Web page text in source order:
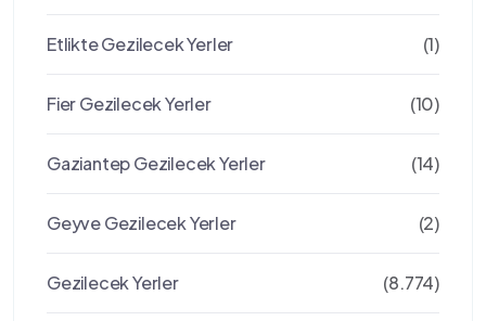
Etlikte Gezilecek Yerler (1)
Fier Gezilecek Yerler (10)
Gaziantep Gezilecek Yerler (14)
Geyve Gezilecek Yerler (2)
Gezilecek Yerler (8.774)